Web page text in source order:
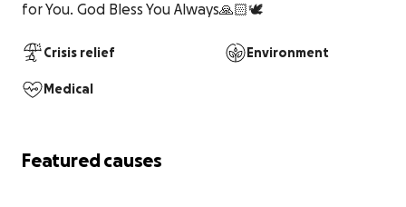
for You. God Bless You Always🙏🏻🕊️
Crisis relief Environment
Medical
Featured causes